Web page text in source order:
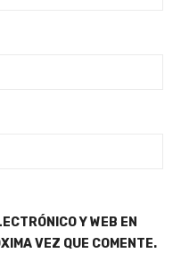
Y WEB EN
VEZ QUE COMENTE.